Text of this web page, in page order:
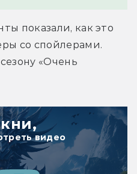
показали, как это
со спойлерами.
«Очень
видео